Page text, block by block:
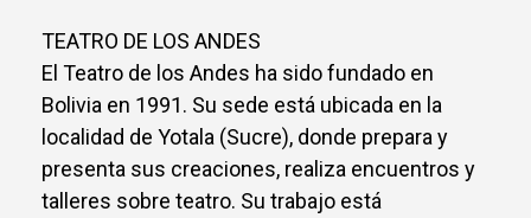
TEATRO DE LOS ANDES
El Teatro de los Andes ha sido fundado en
Bolivia en 1991. Su sede está ubicada en la
localidad de Yotala (Sucre), donde prepara y
presenta sus creaciones, realiza encuentros y
talleres sobre teatro. Su trabajo está